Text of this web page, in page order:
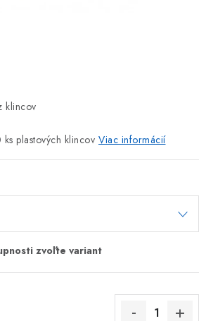
údajov
od zmluvy
Reklamačný formulár
klincov
plastových klincov Viac informácií